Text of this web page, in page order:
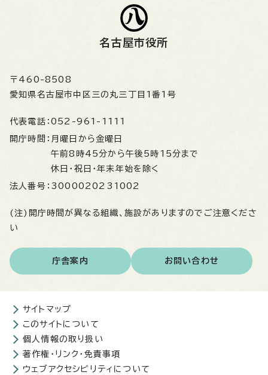
名古屋市役所
〒460-8508
愛知県名古屋市中区三の丸三丁目1番1号
代表電話： 052-961-1111
開庁時間： 月曜日から金曜日
午前8時45分から午後5時15分まで
休日・祝日・年末年始を除く
法人番号： 3000020231002
(注)開庁時間が異なる組織、施設がありますのでご注意くださ
い
庁舎案内 お問い合わせ
サイトマップ
このサイトについて
個人情報の取り扱い
著作権・リンク・免責事項
ウェブアクセシビリティについて